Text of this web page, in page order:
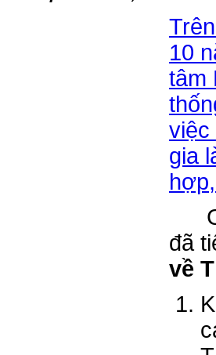
10
tâm
việc
gia
đã
về